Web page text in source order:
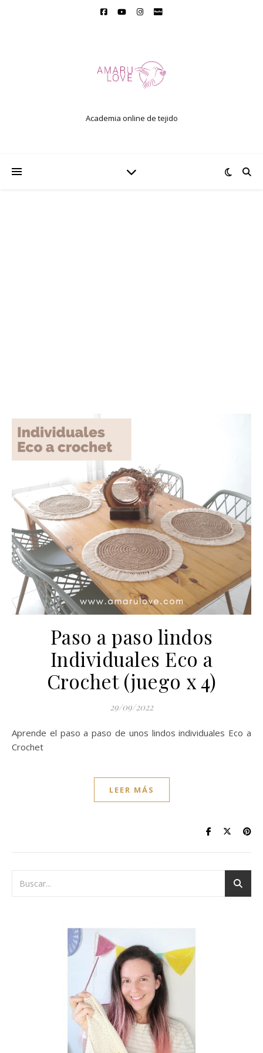
Academia online de tejido
Paso a paso lindos
Individuales Eco a
Crochet (juego x 4)
29/09/2022
Aprende el paso a paso de unos lindos individuales Eco a
Crochet
LEER MÁS